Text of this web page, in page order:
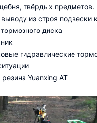
твёрдых предметов.
выводу из строя подвески
диска
гидравлические
Yuanxing AT